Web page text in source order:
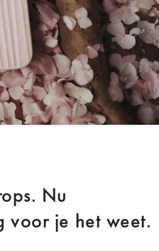
Nu
voor je het weet.